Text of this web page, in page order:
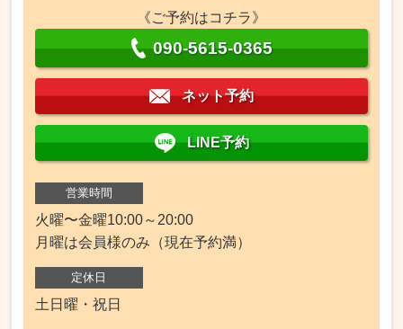
《ご予約はコチラ》
090-5615-0365
ネット予約
LINE予約
営業時間
火曜〜金曜10:00～20:00
月曜は会員様のみ（現在予約満）
定休日
土日曜・祝日